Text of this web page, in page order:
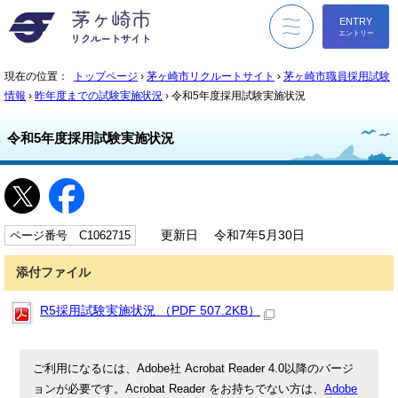
ENTRY
エントリー
現在の位置： トップページ › 茅ヶ崎市リクルートサイト › 茅ヶ崎市職員採用試験
情報 › 昨年度までの試験実施状況 › 令和5年度採用試験実施状況
令和5年度採用試験実施状況
ページ番号 C1062715 更新日 令和7年5月30日
添付ファイル
R5採用試験実施状況 （PDF 507.2KB）
ご利用になるには、Adobe社 Acrobat Reader 4.0以降のバージ
ョンが必要です。Acrobat Reader をお持ちでない方は、Adobe